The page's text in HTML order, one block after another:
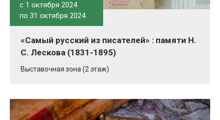
c 1 октября 2024
по 31 октября 2024
«Самый русский из писателей» : памяти Н.
С. Лескова (1831-1895)
Выставочная зона (2 этаж)